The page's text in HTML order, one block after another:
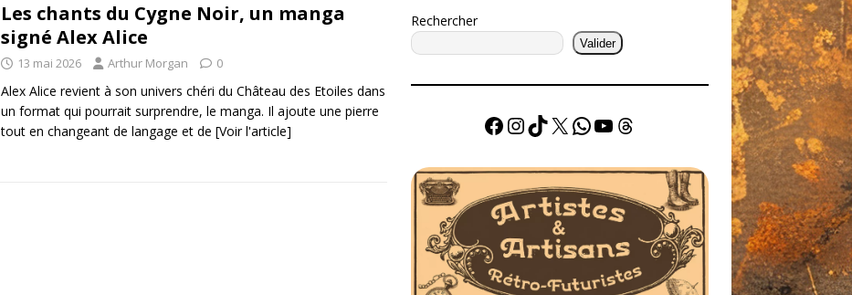
Les chants du Cygne Noir, un manga
signé Alex Alice
13 mai 2026 Arthur Morgan 0
Alex Alice revient à son univers chéri du Château des Etoiles dans
un format qui pourrait surprendre, le manga. Il ajoute une pierre
tout en changeant de langage et de [Voir l'article]
Rechercher
Valider